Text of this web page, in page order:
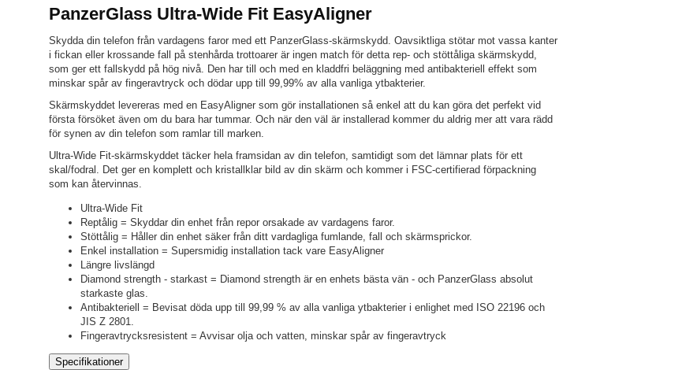
PanzerGlass Ultra-Wide Fit EasyAligner
Skydda din telefon från vardagens faror med ett PanzerGlass-skärmskydd. Oavsiktliga stötar mot vassa kanter
i fickan eller krossande fall på stenhårda trottoarer är ingen match för detta rep- och stöttåliga skärmskydd,
som ger ett fallskydd på hög nivå. Den har till och med en kladdfri beläggning med antibakteriell effekt som
minskar spår av fingeravtryck och dödar upp till 99,99% av alla vanliga ytbakterier.
Skärmskyddet levereras med en EasyAligner som gör installationen så enkel att du kan göra det perfekt vid
första försöket även om du bara har tummar. Och när den väl är installerad kommer du aldrig mer att vara rädd
för synen av din telefon som ramlar till marken.
Ultra-Wide Fit-skärmskyddet täcker hela framsidan av din telefon, samtidigt som det lämnar plats för ett
skal/fodral. Det ger en komplett och kristallklar bild av din skärm och kommer i FSC-certifierad förpackning
som kan återvinnas.
Ultra-Wide Fit
Reptålig = Skyddar din enhet från repor orsakade av vardagens faror.
Stöttålig = Håller din enhet säker från ditt vardagliga fumlande, fall och skärmsprickor.
Enkel installation = Supersmidig installation tack vare EasyAligner
Längre livslängd
Diamond strength - starkast = Diamond strength är en enhets bästa vän - och PanzerGlass absolut
starkaste glas.
Antibakteriell = Bevisat döda upp till 99,99 % av alla vanliga ytbakterier i enlighet med ISO 22196 och
JIS Z 2801.
Fingeravtrycksresistent = Avvisar olja och vatten, minskar spår av fingeravtryck
Specifikationer